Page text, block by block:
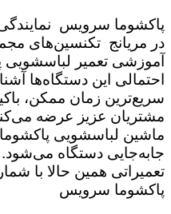
پاکشوما سرویس
در مریانج تکنسین‌های
آموزشی تعمیر لباسشویی
احتمالی این دستگاه‌ها
سریع‌ترین زمان ممکن،
مشتریان عزیز عرضه
ماشین لباسشویی پاکشوما
جابه‌جایی دستگاه می‌شود.
تعمیراتی همین حالا با
پاکشوما سرویس